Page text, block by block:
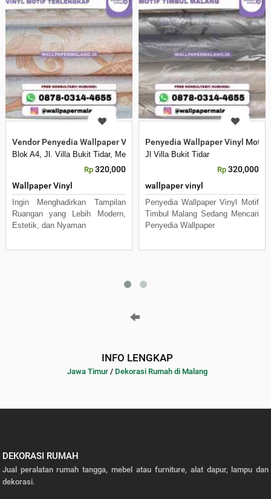
Vendor Penyedia Wallpaper Vinyl Motif Terlengkap
Blok A4, Jl. Villa Bukit Tidar, Merjosari, Kec. Lowokwaru, Kota Malang,
Rp 320,000
Wallpaper Vinyl
Ingin Menghadirkan Tampilan
Ruangan yang Lebih Modern,
Estetik, dan Nyaman
Penyedia Wallpaper Vinyl Motif
Jl Villa Bukit Tidar
Rp 320,000
wallpaper vinyl
Penyedia Wallpaper Vinyl Motif
Timbul Malang Sedang Mencari
Penyedia Wallpaper
INFO LENGKAP
Jawa Timur / Dekorasi Rumah di Malang
DEKORASI RUMAH
Jual peralatan rumah tangga, mebel atau furniture, alat dapur, lampu dan
dekorasi.